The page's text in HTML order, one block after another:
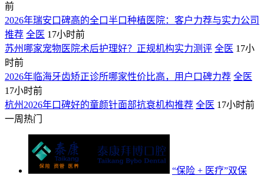
前
2026年瑞安口碑高的全口半口种植医院：客户力荐与实力公司
推荐 全医 17小时前
苏州哪家宠物医院术后护理好？正规机构实力测评 全医 17小
时前
2026年临海牙齿矫正诊所哪家性价比高，用户口碑力荐 全医
17小时前
杭州2026年口碑好的童颜针面部抗衰机构推荐 全医 17小时前
一周热门
“保险 + 医疗”双保